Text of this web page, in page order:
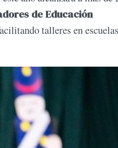
de Educación
talleres en